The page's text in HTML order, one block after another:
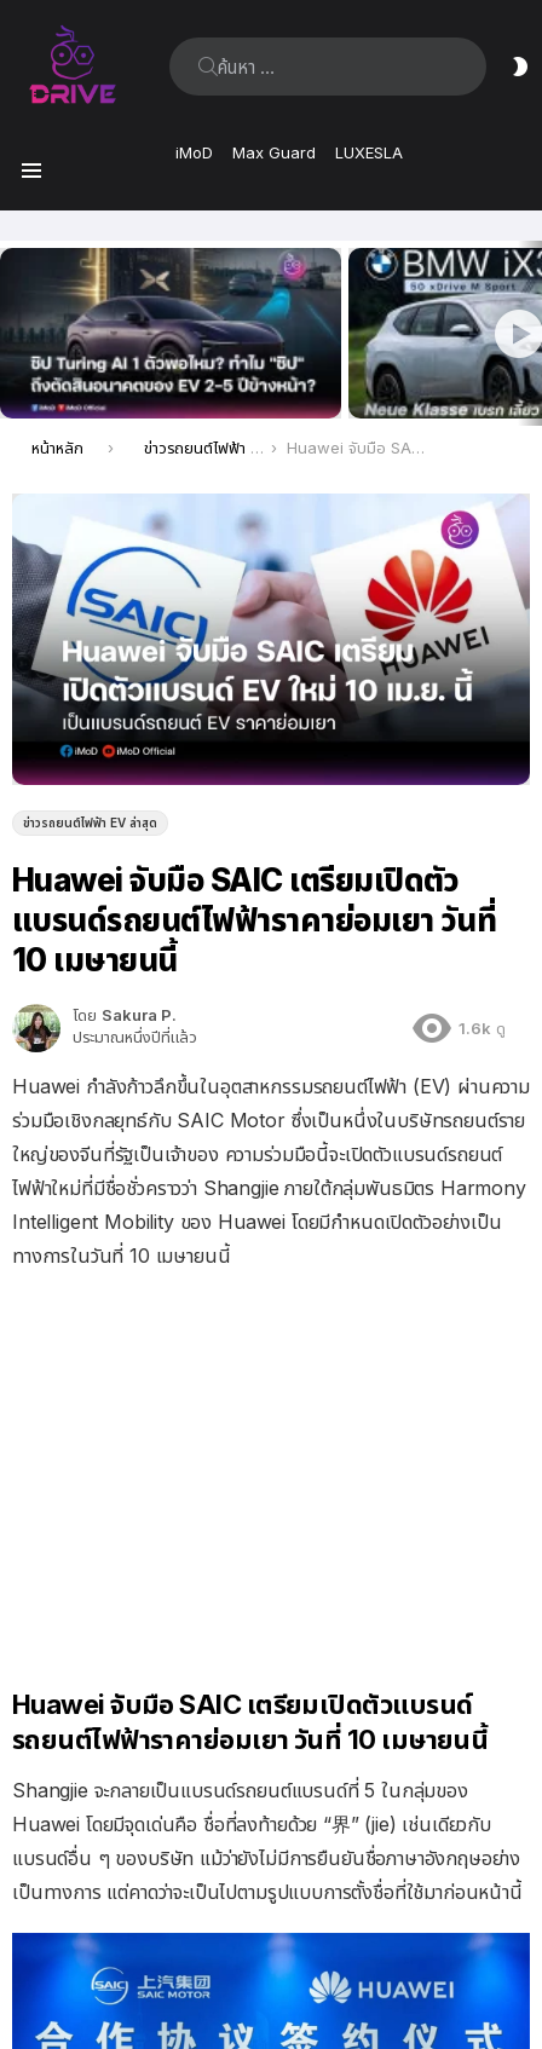
ค้นหา:
iMoD Max Guard LUXESLA
ล่าสุด
คุณอยู่ที่นี่:
หน้าหลัก ข่าวรถยนต์ไฟฟ้า EV ล่าสุด Huawei จับมือ SAIC เตรียมเปิดตัวแบรนด์รถยนต์ไฟฟ้าราคาย่อมเยา วันที่ 10 เมษายนนี้
ข่าวรถยนต์ไฟฟ้า EV ล่าสุด
Huawei จับมือ SAIC เตรียมเปิดตัว
แบรนด์รถยนต์ไฟฟ้าราคาย่อมเยา วันที่
10 เมษายนนี้
โดย Sakura P.
ประมาณหนึ่งปีที่แล้ว
1.6k ดู
Huawei กำลังก้าวลึกขึ้นในอุตสาหกรรมรถยนต์ไฟฟ้า (EV) ผ่านความ
ร่วมมือเชิงกลยุทธ์กับ SAIC Motor ซึ่งเป็นหนึ่งในบริษัทรถยนต์ราย
ใหญ่ของจีนที่รัฐเป็นเจ้าของ ความร่วมมือนี้จะเปิดตัวแบรนด์รถยนต์
ไฟฟ้าใหม่ที่มีชื่อชั่วคราวว่า Shangjie ภายใต้กลุ่มพันธมิตร Harmony
Intelligent Mobility ของ Huawei โดยมีกำหนดเปิดตัวอย่างเป็น
ทางการในวันที่ 10 เมษายนนี้
Huawei จับมือ SAIC เตรียมเปิดตัวแบรนด์
รถยนต์ไฟฟ้าราคาย่อมเยา วันที่ 10 เมษายนนี้
Shangjie จะกลายเป็นแบรนด์รถยนต์แบรนด์ที่ 5 ในกลุ่มของ
Huawei โดยมีจุดเด่นคือ ชื่อที่ลงท้ายด้วย “界” (jie) เช่นเดียวกับ
แบรนด์อื่น ๆ ของบริษัท แม้ว่ายังไม่มีการยืนยันชื่อภาษาอังกฤษอย่าง
เป็นทางการ แต่คาดว่าจะเป็นไปตามรูปแบบการตั้งชื่อที่ใช้มาก่อนหน้านี้